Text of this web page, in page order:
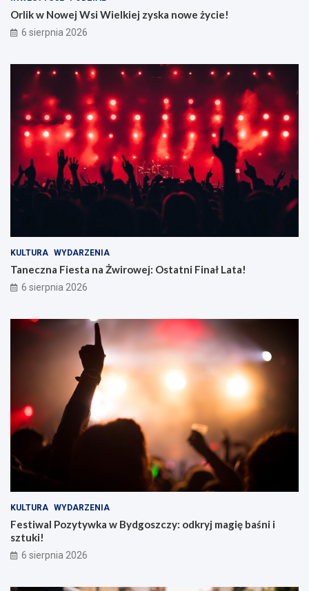
Orlik w Nowej Wsi Wielkiej zyska nowe życie!
6 sierpnia 2026
KULTURA WYDARZENIA
Taneczna Fiesta na Żwirowej: Ostatni Finał Lata!
6 sierpnia 2026
KULTURA WYDARZENIA
Festiwal Pozytywka w Bydgoszczy: odkryj magię baśni i
sztuki!
6 sierpnia 2026